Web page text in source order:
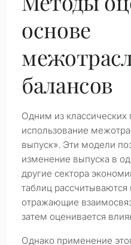
основе
балансов
Одним из классических
использование
выпуск». Эти модели
изменение выпуска в
другие сектора
таблиц
отражающие
затем оценивается
Однако применение